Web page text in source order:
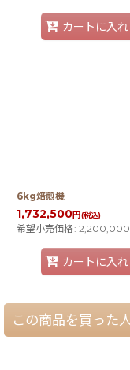
カートに入れ
6kg焙煎機
1,732,500円(税込)
希望小売価格: 2,200,000
カートに入れ
この商品を買った